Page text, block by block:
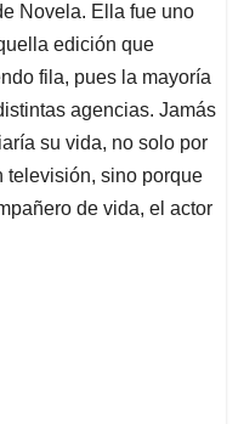
Novela. Ella fue uno
edición que
fila, pues la mayoría
agencias. Jamás
su vida, no solo por
televisión, sino porque
de vida, el actor